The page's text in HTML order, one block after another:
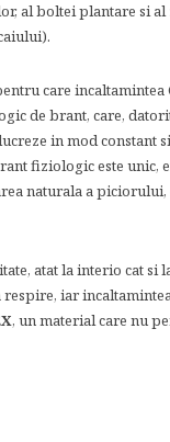
al boltei plantare si
care incaltamintea
de brant, care,
in mod constant
fiziologic este unic,
naturala a piciorului,
atat la interio cat si
respire, iar
, un material care nu